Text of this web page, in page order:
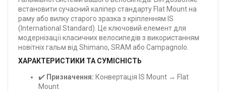
встановити сучасний каліпер стандарту Flat Mount на
раму або вилку старого зразка з кріпленням IS
(International Standard). Це ключовий елемент для
модернізації класичних велосипедів з використанням
новітніх гальм від Shimano, SRAM або Campagnolo.
ХАРАКТЕРИСТИКИ ТА СУМІСНІСТЬ
✔️ Призначення: Конвертація IS Mount → Flat
Mount